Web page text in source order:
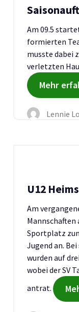
Am 09.5
formierten
musste dabei
verletzten
Mehr
Lennie
U12
Am
Mannschaften
Sportplatz
Jugend an.
wurden auf
wobei der SV
antrat.